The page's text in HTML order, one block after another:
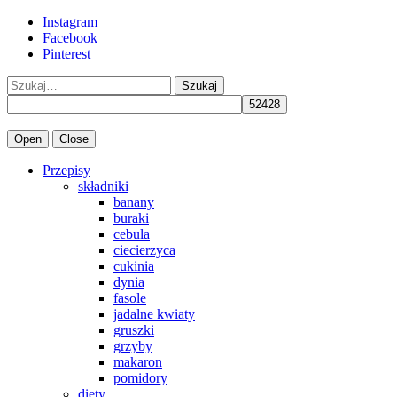
Instagram
Facebook
Pinterest
Szukaj
Open Close
Przepisy
składniki
banany
buraki
cebula
ciecierzyca
cukinia
dynia
fasole
jadalne kwiaty
gruszki
grzyby
makaron
pomidory
diety